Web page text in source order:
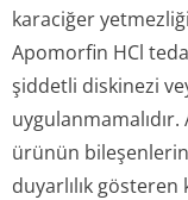
karaciğer
Apomorfin HCl
şiddetli diskinezi
uygulanmamalıdır.
ürünün
duyarlılık gösteren